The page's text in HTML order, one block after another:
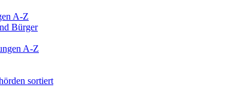
A-Z
Bürger
A-Z
sortiert